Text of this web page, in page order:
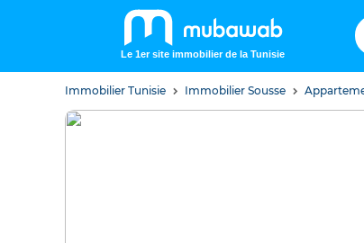
Le 1er site immobilier de la Tunisie
Immobilier Tunisie Immobilier Sousse